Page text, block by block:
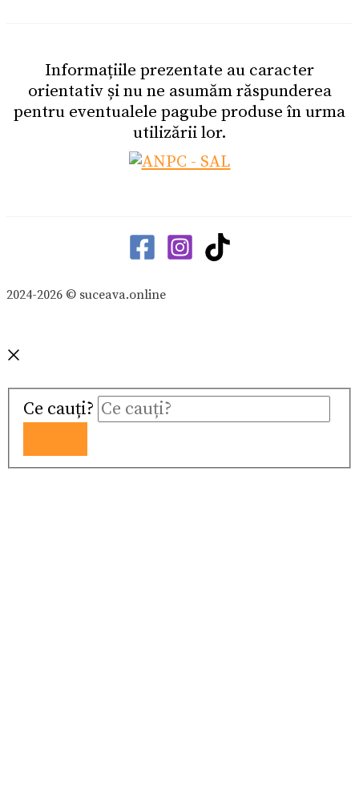
Informațiile prezentate au caracter
orientativ și nu ne asumăm răspunderea
pentru eventualele pagube produse în urma
utilizării lor.
2024-2026 © suceava.online
Ce cauți?